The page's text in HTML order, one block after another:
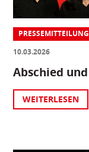
PRESSEMITTEILUNG
10.03.2026
Abschied
WEITERLESEN